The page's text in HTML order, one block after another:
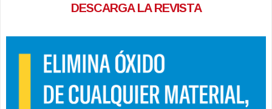
DESCARGA LA REVISTA